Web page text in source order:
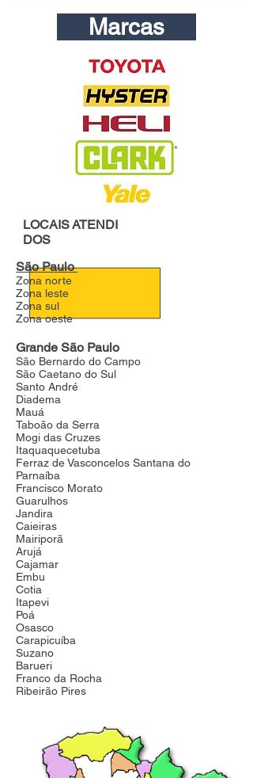
Marcas
LOCAISATENDI
DOS
São Paulo
Zona norte
Zona leste
Zona sul
Zona oeste
Grande São Paulo
São Bernardo do Campo
São Caetano do Sul
Santo André
Diadema
Mauá
Taboão da Serra
Mogi das Cruzes
Itaquaquecetuba
Ferraz de Vasconcelos Santana do
Parnaíba
Francisco Morato
Guarulhos
Jandira
Caieiras
Mairiporã
Arujá
Cajamar
Embu
Cotia
Itapevi
Poá
Osasco
Carapicuíba
Suzano
Barueri
Franco da Rocha
Ribeirão Pires